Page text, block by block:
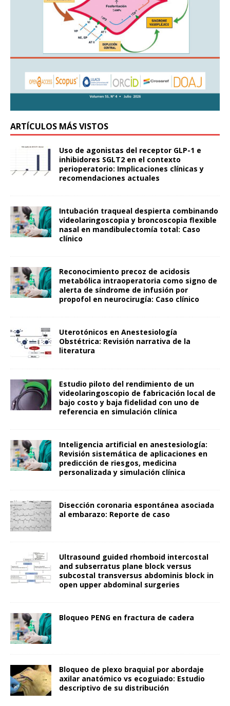
ARTÍCULOS MÁS VISTOS
Uso de agonistas del receptor GLP-1 e
inhibidores SGLT2 en el contexto
perioperatorio: Implicaciones clínicas y
recomendaciones actuales
Intubación traqueal despierta combinando
videolaringoscopia y broncoscopia flexible
nasal en mandibulectomía total: Caso
clínico
Reconocimiento precoz de acidosis
metabólica intraoperatoria como signo de
alerta de síndrome de infusión por
propofol en neurocirugía: Caso clínico
Uterotónicos en Anestesiología
Obstétrica: Revisión narrativa de la
literatura
Estudio piloto del rendimiento de un
videolaringoscopio de fabricación local de
bajo costo y baja fidelidad con uno de
referencia en simulación clínica
Inteligencia artificial en anestesiología:
Revisión sistemática de aplicaciones en
predicción de riesgos, medicina
personalizada y simulación clínica
Disección coronaria espontánea asociada
al embarazo: Reporte de caso
Ultrasound guided rhomboid intercostal
and subserratus plane block versus
subcostal transversus abdominis block in
open upper abdominal surgeries
Bloqueo PENG en fractura de cadera
Bloqueo de plexo braquial por abordaje
axilar anatómico vs ecoguiado: Estudio
descriptivo de su distribución